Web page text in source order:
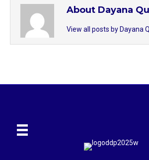
About Dayana
View all posts by Dayana